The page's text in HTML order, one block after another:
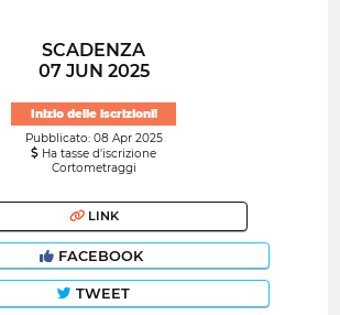
SCADENZA
07 JUN 2025
Inizio delle iscrizioni!
Pubblicato: 08 Apr 2025
Ha tasse d'iscrizione
Cortometraggi
LINK
FACEBOOK
TWEET